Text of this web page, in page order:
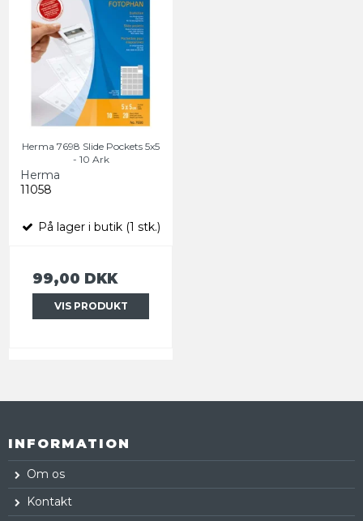
Herma 7698 Slide Pockets 5x5
- 10 Ark
Herma
11058
På lager i butik (1 stk.)
99,00 DKK
VIS PRODUKT
INFORMATION
Om os
Kontakt